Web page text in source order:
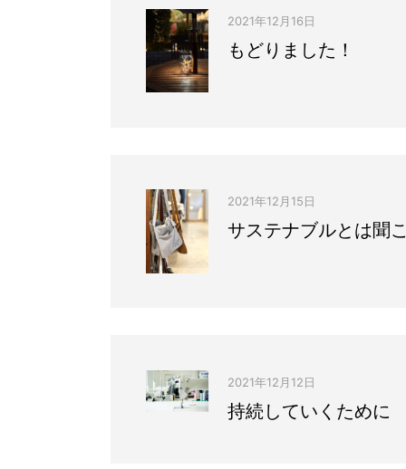
2021年12月16日
もどりました！
2021年12月15日
サステナブルとは聞
2021年12月12日
持続していくために